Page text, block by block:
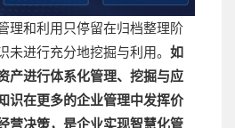
理和利用只停留在归档整理阶
未进行充分地挖掘与利用。 如
产进行体系化管理、挖掘与应
识在更多的企业管理中发挥价
营决策，是企业实现智慧化管